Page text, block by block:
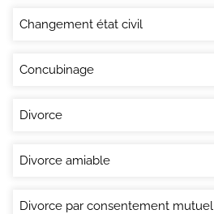
Changement état civil
Concubinage
Divorce
Divorce amiable
Divorce par consentement mutuel